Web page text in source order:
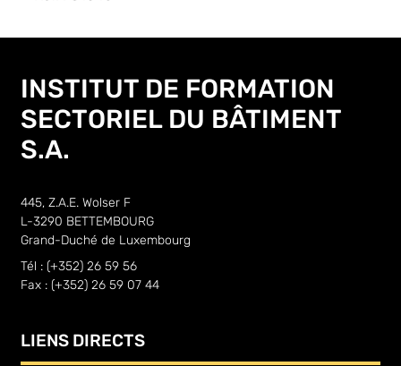
INSTITUT DE FORMATION
SECTORIEL DU BÂTIMENT
S.A.
445, Z.A.E. Wolser F
L-3290 BETTEMBOURG
Grand-Duché de Luxembourg
Tél : (+352) 26 59 56
Fax : (+352) 26 59 07 44
LIENS DIRECTS